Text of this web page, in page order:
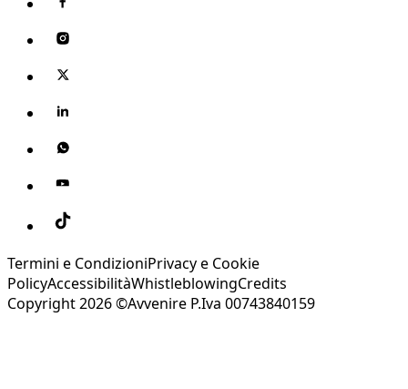
Termini e CondizioniPrivacy e Cookie
PolicyAccessibilitàWhistleblowingCredits
Copyright 2026 ©Avvenire P.Iva 00743840159